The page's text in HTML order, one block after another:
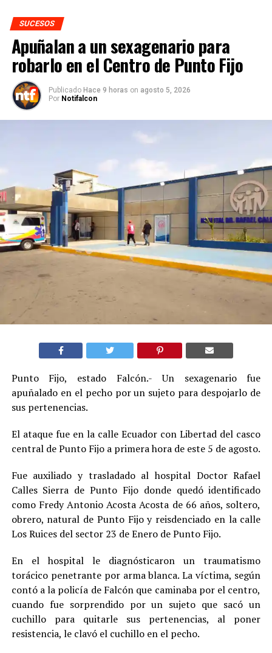
SUCESOS
Apuñalan a un sexagenario para
robarlo en el Centro de Punto Fijo
Publicado Hace 9 horas on agosto 5, 2026
Por Notifalcon
Punto Fijo, estado Falcón.- Un sexagenario fue
apuñalado en el pecho por un sujeto para despojarlo de
sus pertenencias.
El ataque fue en la calle Ecuador con Libertad del casco
central de Punto Fijo a primera hora de este 5 de agosto.
Fue auxiliado y trasladado al hospital Doctor Rafael
Calles Sierra de Punto Fijo donde quedó identificado
como Fredy Antonio Acosta Acosta de 66 años, soltero,
obrero, natural de Punto Fijo y reisdenciado en la calle
Los Ruices del sector 23 de Enero de Punto Fijo.
En el hospital le diagnósticaron un traumatismo
torácico penetrante por arma blanca. La víctima, según
contó a la policía de Falcón que caminaba por el centro,
cuando fue sorprendido por un sujeto que sacó un
cuchillo para quitarle sus pertenencias, al poner
resistencia, le clavó el cuchillo en el pecho.